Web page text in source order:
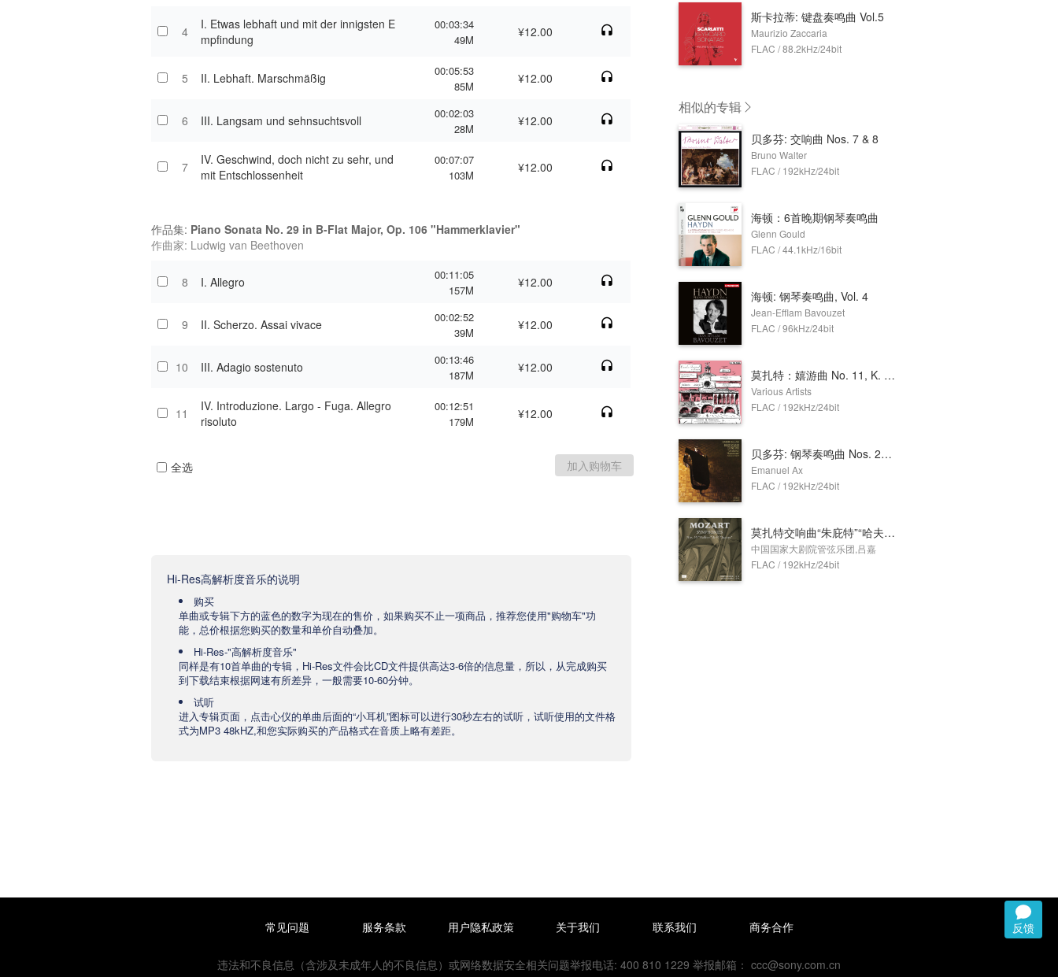
反馈
4
I. Etwas lebhaft und mit der innigsten E
mpfindung
00:03:34
49M
¥12.00
5 II. Lebhaft. Marschmäßig
00:05:53
85M
¥12.00
6 III. Langsam und sehnsuchtsvoll
00:02:03
28M
¥12.00
7
IV. Geschwind, doch nicht zu sehr, und
mit Entschlossenheit
00:07:07
103M
¥12.00
作品集: Piano Sonata No. 29 in B-Flat Major, Op. 106 "Hammerklavier"
作曲家: Ludwig van Beethoven
8 I. Allegro
00:11:05
157M
¥12.00
9 II. Scherzo. Assai vivace
00:02:52
39M
¥12.00
10 III. Adagio sostenuto
00:13:46
187M
¥12.00
11
IV. Introduzione. Largo - Fuga. Allegro
risoluto
00:12:51
179M
¥12.00
全选
Hi-Res高解析度音乐的说明
购买
单曲或专辑下方的蓝色的数字为现在的售价，如果购买不止一项商品，推荐您使用"购物车"功
能，总价根据您购买的数量和单价自动叠加。
Hi-Res-"高解析度音乐"
同样是有10首单曲的专辑，Hi-Res文件会比CD文件提供高达3-6倍的信息量，所以，从完成购买
到下载结束根据网速有所差异，一般需要10-60分钟。
试听
进入专辑页面，点击心仪的单曲后面的“小耳机”图标可以进行30秒左右的试听，试听使用的文件格
式为MP3 48kHZ,和您实际购买的产品格式在音质上略有差距。
斯卡拉蒂: 键盘奏鸣曲 Vol.5
Maurizio Zaccaria
FLAC / 88.2kHz/24bit
相似的专辑
贝多芬: 交响曲 Nos. 7 & 8
Bruno Walter
FLAC / 192kHz/24bit
海顿：6首晚期钢琴奏鸣曲
Glenn Gould
FLAC / 44.1kHz/16bit
海顿: 钢琴奏鸣曲, Vol. 4
Jean-Efflam Bavouzet
FLAC / 96kHz/24bit
莫扎特：嬉游曲 No. 11, K. 251 & F大调四重奏, K. 370
Various Artists
FLAC / 192kHz/24bit
贝多芬: 钢琴奏鸣曲 Nos. 23 & 26
Emanuel Ax
FLAC / 192kHz/24bit
莫扎特交响曲“朱庇特”“哈夫纳”
中国国家大剧院管弦乐团,吕嘉
FLAC / 192kHz/24bit
常见问题 服务条款 用户隐私政策 关于我们 联系我们 商务合作
违法和不良信息（含涉及未成年人的不良信息）或网络数据安全相关问题举报电话: 400 810 1229 举报邮箱： ccc@sony.com.cn